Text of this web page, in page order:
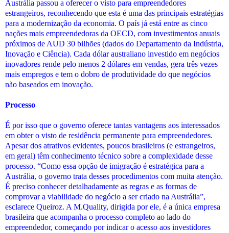
Austrália passou a oferecer o visto para empreendedores
estrangeiros, reconhecendo que esta é uma das principais estratégias
para a modernização da economia. O país já está entre as cinco
nações mais empreendedoras da OECD, com investimentos anuais
próximos de AUD 30 bilhões (dados do Departamento da Indústria,
Inovação e Ciência). Cada dólar australiano investido em negócios
inovadores rende pelo menos 2 dólares em vendas, gera três vezes
mais empregos e tem o dobro de produtividade do que negócios
não baseados em inovação.
Processo
É por isso que o governo oferece tantas vantagens aos interessados
em obter o visto de residência permanente para empreendedores.
Apesar dos atrativos evidentes, poucos brasileiros (e estrangeiros,
em geral) têm conhecimento técnico sobre a complexidade desse
processo. “Como essa opção de imigração é estratégica para a
Austrália, o governo trata desses procedimentos com muita atenção.
É preciso conhecer detalhadamente as regras e as formas de
comprovar a viabilidade do negócio a ser criado na Austrália”,
esclarece Queiroz. A M.Quality, dirigida por ele, é a única empresa
brasileira que acompanha o processo completo ao lado do
empreendedor, começando por indicar o acesso aos investidores